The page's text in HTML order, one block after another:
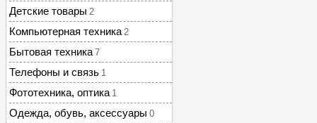
Детские товары 2
Компьютерная техника 2
Бытовая техника 7
Телефоны и связь 1
Фототехника, оптика 1
Одежда, обувь, аксессуары 0